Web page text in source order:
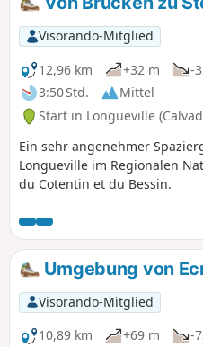
Visorando-Mitglied
12,96 km
+32 m
-
3:50 Std.
Mittel
Start in Longueville
Ein sehr angenehmer
Longueville im Regionalen
du Cotentin et du Bessin.
Umgebung von
Visorando-Mitglied
10,89 km
+69 m
-